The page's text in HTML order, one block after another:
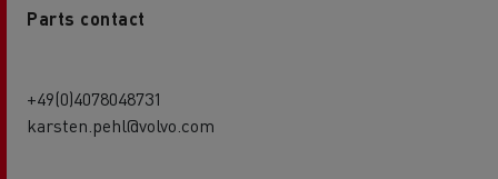
Parts contact
+49(0)4078048731
karsten.pehl@volvo.com